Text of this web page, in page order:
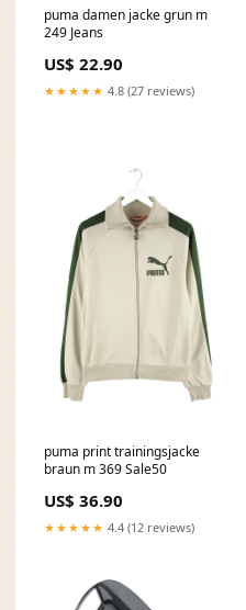
puma damen jacke grun m
249 Jeans
US$ 22.90
★★★★★ 4.8 (27 reviews)
puma print trainingsjacke
braun m 369 Sale50
US$ 36.90
★★★★★ 4.4 (12 reviews)